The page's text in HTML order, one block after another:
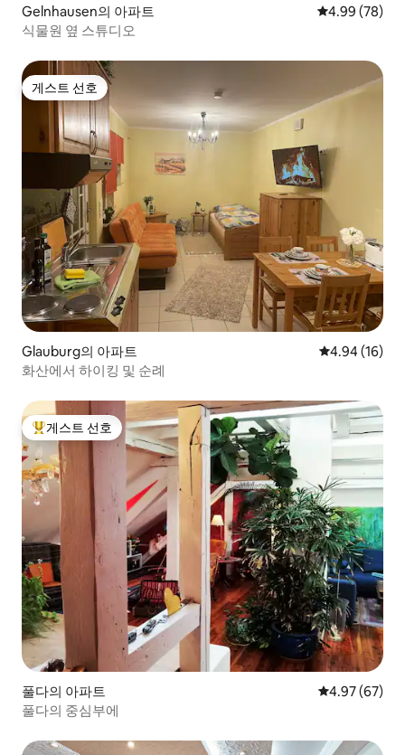
Gelnhausen의 아파트 평점 4.99점(5
4.99 (78)
식물원 옆 스튜디오
게스트 선호
게스트 선호
Glauburg의 아파트 평점 4.94점(5
4.94 (16)
화산에서 하이킹 및 순례
상위 게스트 선호
게스트 선호
풀다의 아파트 평점 4.97점(5
4.97 (67)
풀다의 중심부에